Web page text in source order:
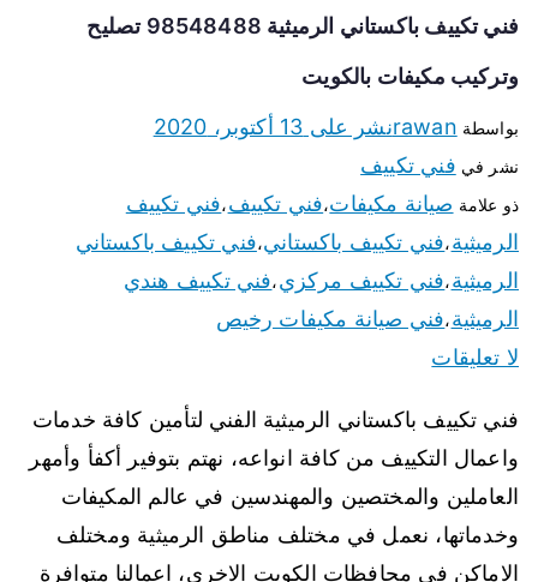
فني تكييف باكستاني الرميثية 98548488 تصليح
وتركيب مكيفات بالكويت
بواسطة rawanنشر على 13 أكتوبر، 2020
نشر في فني تكييف
ذو علامة صيانة مكيفات،فني تكييف،فني تكييف
الرميثية،فني تكييف باكستاني،فني تكييف باكستاني
الرميثية،فني تكييف مركزي،فني تكييف هندي
الرميثية،فني صيانة مكيفات رخيص
لا تعليقات
فني تكييف باكستاني الرميثية الفني لتأمين كافة خدمات
واعمال التكييف من كافة انواعه، نهتم بتوفير أكفأ وأمهر
العاملين والمختصين والمهندسين في عالم المكيفات
وخدماتها، نعمل في مختلف مناطق الرميثية ومختلف
الاماكن في محافظات الكويت الاخرى، اعمالنا متوافرة